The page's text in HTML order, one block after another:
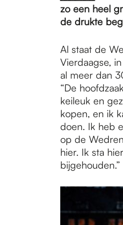
zo een heel
de drukte
Al staat de
Vierdaagse,
al meer dan
“De
keileuk en
kopen, en ik
doen. Ik heb
op de
hier. Ik sta
bijgehouden.”